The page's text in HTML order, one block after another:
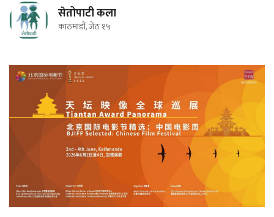
सेतोपाटी कला
काठमाडौं, जेठ १५